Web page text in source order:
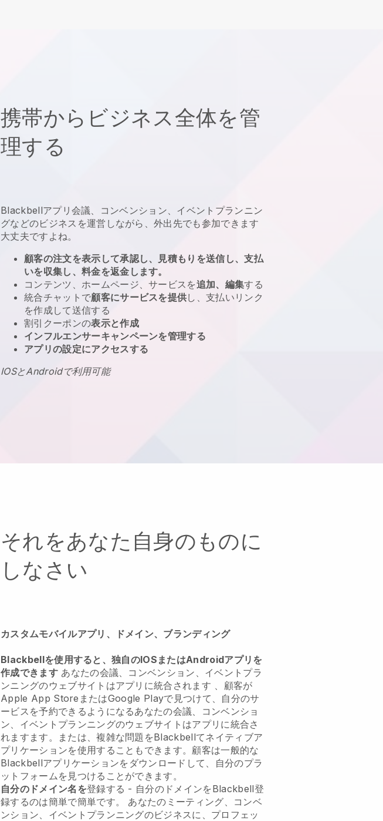
携帯からビジネス全体を管
理する
Blackbellアプリ 会議、コンベンション、イベントプランニン
グなどのビジネスを運営しながら、外出先でも参加できます
大丈夫ですよね。
顧客の注文を表示して承認し、見積もりを送信し、支払
いを収集し、料金を返金します。
コンテンツ、ホームページ、サービスを追加、編集する
統合チャットで顧客にサービスを提供し、支払いリンク
を作成して送信する
割引クーポンの表示と作成
インフルエンサーキャンペーンを管理する
アプリの設定にアクセスする
IOSとAndroidで利用可能
それをあなた自身のものに
しなさい
カスタムモバイルアプリ、ドメイン、ブランディング
Blackbellを使用すると、独自のIOSまたはAndroidアプリを
作成できます あなたの会議、コンベンション、イベントプラ
ンニングのウェブサイトはアプリに統合されます 、顧客が
Apple App StoreまたはGoogle Playで見つけて、自分のサ
ービスを予約できるようになるあなたの会議、コンベンショ
ン、イベントプランニングのウェブサイトはアプリに統合さ
れます ます。または、複雑な問題をBlackbellてネイティブア
プリケーションを使用することもできます。顧客は一般的な
Blackbellアプリケーションをダウンロードして、自分のプラ
ットフォームを見つけることができます。
自分のドメイン名を登録する - 自分のドメインを Blackbell登
録するのは簡単で簡単です。 あなたのミーティング、コンベ
ンション、イベントプランニングのビジネスに、プロフェッ